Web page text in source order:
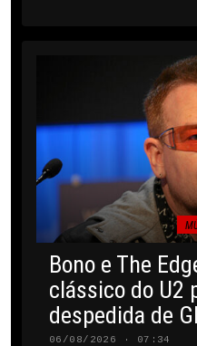
Bono e The
clássico do U2
despedida de
06/08/2026 · 07:34